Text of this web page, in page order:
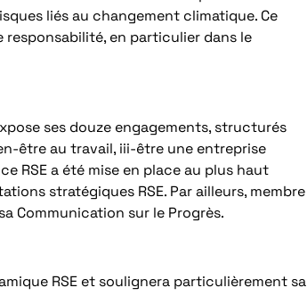
liés au changement climatique. Ce
responsabilité, en particulier dans le
ses douze engagements, structurés
être au travail, iii-être une entreprise
RSE a été mise en place au plus haut
stratégiques RSE. Par ailleurs, membre
Communication sur le Progrès.
RSE et soulignera particulièrement sa